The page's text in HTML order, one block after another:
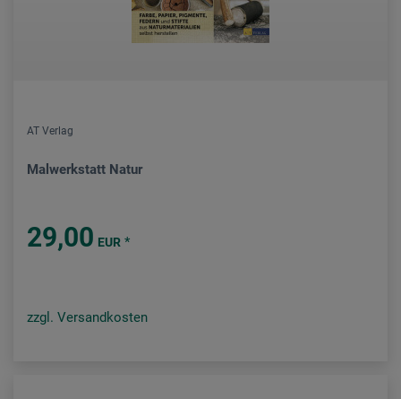
AT Verlag
Malwerkstatt Natur
29,00 EUR *
zzgl. Versandkosten